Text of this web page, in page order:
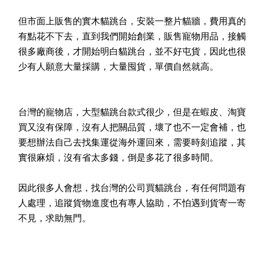
但市面上販售的實木貓跳台，安裝一整片貓牆，費用真的
有點花不下去，直到我們開始創業，販售寵物用品，接觸
很多廠商後，才開始明白貓跳台，並不好屯貨，因此也很
少有人願意大量採購，大量囤貨，單價自然就高。
台灣的寵物店，大型貓跳台款式很少，但是在蝦皮、淘寶
買又沒有保障，沒有人把關品質，壞了也不一定會補，也
要想辦法自己去找集運從海外運回來，需要時刻追蹤，其
實很麻煩，沒有省太多錢，倒是多花了很多時間。
因此很多人會想，找台灣的公司買貓跳台，有任何問題有
人處理，追蹤貨物進度也有專人協助，不怕遇到貨寄一寄
不見，求助無門。